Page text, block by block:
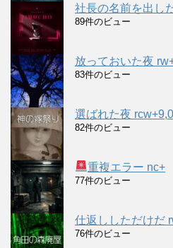
社長の名前を出し
89件のビュー
放っておいた夜
83件のビュー
選ばれた夜
82件のビュー
重複エラー nc+
77件のビュー
仕返ししただけだ
76件のビュー